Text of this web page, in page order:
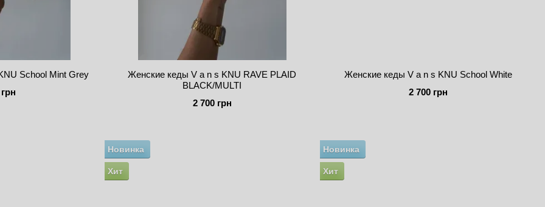
School Mint Grey
Женские кеды V a n s KNU RAVE PLAID
BLACK/MULTI
2 700 грн
Женские кеды V a n s KNU School White
2 700 грн
Новинка
Хит
Новинка
Хит